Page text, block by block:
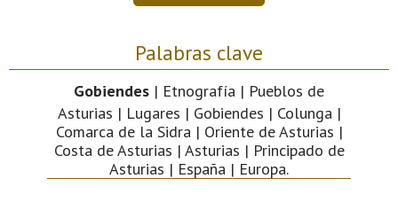
Palabras clave
Gobiendes | Etnografía | Pueblos de
Asturias | Lugares | Gobiendes | Colunga |
Comarca de la Sidra | Oriente de Asturias |
Costa de Asturias | Asturias | Principado de
Asturias | España | Europa.